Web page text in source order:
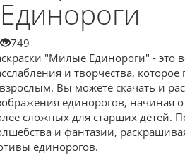
Единороги
749
"Милые Единороги" - это
и творчества, которое
Вы можете скачать и
единорогов, начиная
сложных для старших детей.
и фантазии,
единорогов.